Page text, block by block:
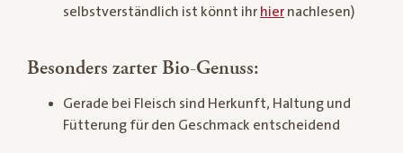
selbstverständlich ist könnt ihr hier nachlesen)
Besonders zarter Bio-Genuss:
Gerade bei Fleisch sind Herkunft, Haltung und
Fütterung für den Geschmack entscheidend